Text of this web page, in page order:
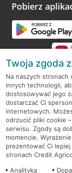
Pobierz
RODO
Regulamin serwisu
Mapa serwisu
PolitykaCookies
Twoja zgoda
Na naszych
innych technologii,
dostosowywać jego
dostarczać Ci
internetowych.
odrzucić pliki cookie
serwisu. Zgody są
momencie.
prezentować Ci
stronach Credit
Analityka